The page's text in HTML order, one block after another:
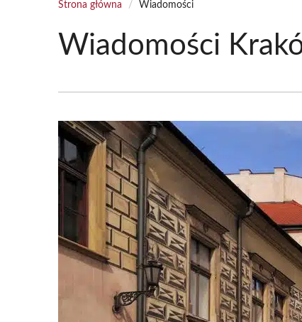
Strona główna / Wiadomości
Wiadomości